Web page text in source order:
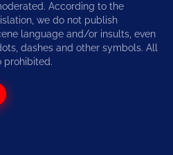
According to the
we do not publish
language and/or insults, even
dashes and other symbols. All
prohibited.